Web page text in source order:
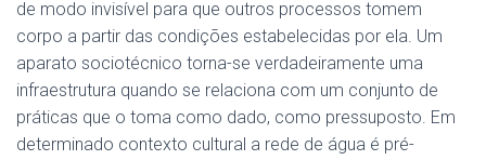
de modo invisível para que outros processos tomem
corpo a partir das condições estabelecidas por ela. Um
aparato sociotécnico torna-se verdadeiramente uma
infraestrutura quando se relaciona com um conjunto de
práticas que o toma como dado, como pressuposto. Em
determinado contexto cultural a rede de água é pré-